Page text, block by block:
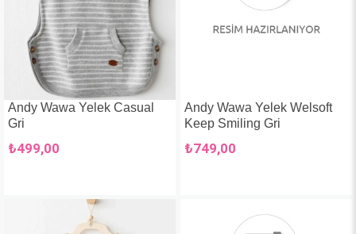
Andy Wawa Yelek Casual
Gri
₺499,00
Andy Wawa Yelek Welsoft
Keep Smiling Gri
₺749,00